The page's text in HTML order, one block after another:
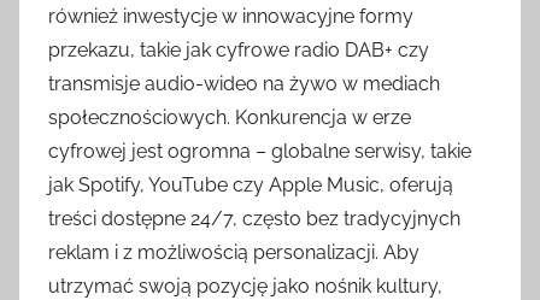
również inwestycje w innowacyjne formy
przekazu, takie jak cyfrowe radio DAB+ czy
transmisje audio-wideo na żywo w mediach
społecznościowych. Konkurencja w erze
cyfrowej jest ogromna – globalne serwisy, takie
jak Spotify, YouTube czy Apple Music, oferują
treści dostępne 24/7, często bez tradycyjnych
reklam i z możliwością personalizacji. Aby
utrzymać swoją pozycję jako nośnik kultury,